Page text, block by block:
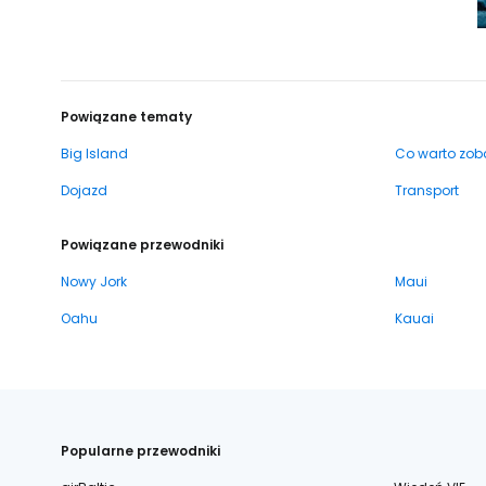
Powiązane tematy
Big Island
Co warto
Dojazd
Transport
Powiązane przewodniki
Nowy Jork
Maui
Oahu
Kauai
Popularne przewodniki